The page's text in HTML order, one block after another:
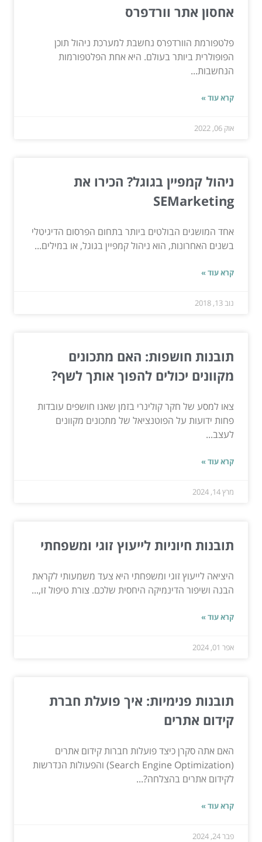
אחסון אתר וורדפרס
פלטפורמת הוורדפרס נחשבת למערכת ניהול תוכן
הפופולרית ביותר בעולם. היא אחת הפלטפורמות
הנחשבות...
קרא עוד »
אוק 06, 2022
ניהול קמפיין בגוגל? הכירו את
SEMarketing
אחד המושגים הבולטים ביותר בתחום הפרסום הדיגיטלי
בשנים האחרונות, הוא ניהול קמפיין בגוגל, או במילים...
קרא עוד »
נוב 13, 2018
תובנות חושפות: האם מתכונים
מקוונים יכולים להפוך אותך לשף?
צאו למסע של חקר קולינרי בזמן שאנו חושפים עובדות
פחות ידועות על הפוטנציאל של מתכונים מקוונים
לעצב...
קרא עוד »
מרץ 14, 2024
תובנות חיוניות לייעוץ זוגי ומשפחתי
היציאה לייעוץ זוגי ומשפחתי היא צעד משמעותי לקראת
הבנה ושיפור הדינמיקה היחסית שלכם. צורת טיפול זו,...
קרא עוד »
אפר 01, 2024
תובנות פנימיות: איך פועלת חברת
קידום אתרים
האם אתה סקרן כיצד פועלות חברות קידום אתרים
(Search Engine Optimization) והפעולות הנדרשות
לקידום אתרים בהצלחה?...
קרא עוד »
פבר 24, 2024